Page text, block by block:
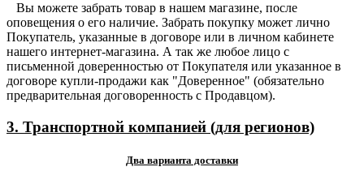
Вы можете забрать товар в нашем магазине, после
оповещения о его наличие. Забрать покупку может лично
Покупатель, указанные в договоре или в личном кабинете
нашего интернет-магазина. А так же любое лицо с
письменной доверенностью от Покупателя или указанное в
договоре купли-продажи как "Доверенное" (обязательно
предварительная договоренность с Продавцом).
3. Транспортной компанией (для регионов)
Два варианта доставки